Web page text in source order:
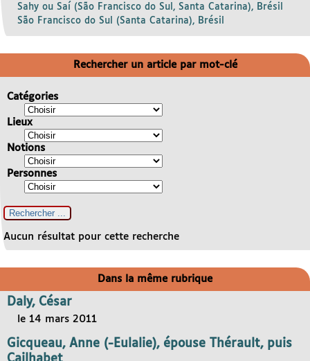
Sahy ou Saí (São Francisco do Sul, Santa Catarina), Brésil
São Francisco do Sul (Santa Catarina), Brésil
Rechercher un article par mot-clé
Catégories
Lieux
Notions
Personnes
Aucun résultat pour cette recherche
Dans la même rubrique
Daly, César
le 14 mars 2011
Gicqueau, Anne (-Eulalie), épouse Thérault, puis